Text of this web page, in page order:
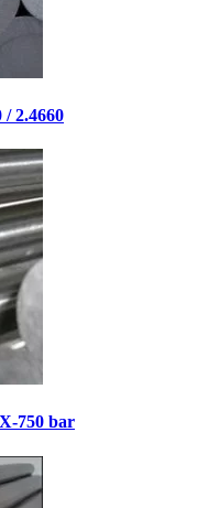
2.4660
750 bar